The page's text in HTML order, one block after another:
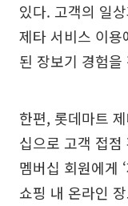
있다. 고객의 일
제타 서비스 이
된 장보기 경험
한편, 롯데마트
십으로 고객 접
멤버십 회원에게
쇼핑 내 온라인